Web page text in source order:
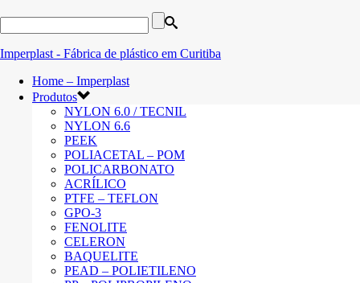
Home – Imperplast
Produtos
NYLON 6.0 / TECNIL
NYLON 6.6
PEEK
POLIACETAL – POM
POLICARBONATO
ACRÍLICO
PTFE – TEFLON
GPO-3
FENOLITE
CELERON
BAQUELITE
PEAD – POLIETILENO